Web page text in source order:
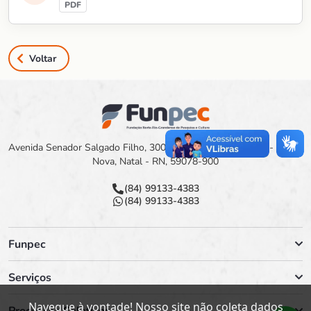
Voltar
Avenida Senador Salgado Filho, 3000 Campus Universitário - Lagoa
Nova, Natal - RN, 59078-900
(84) 99133-4383
(84) 99133-4383
Funpec
Serviços
Navegue à vontade! Nosso site não coleta dados